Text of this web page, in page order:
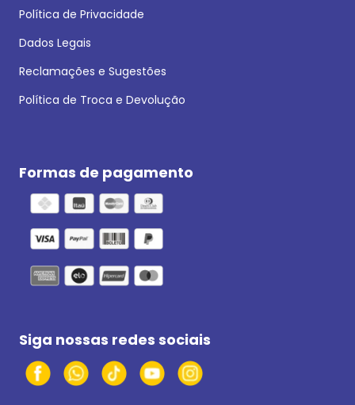
Política de Privacidade
Dados Legais
Reclamações e Sugestões
Política de Troca e Devolução
Formas de pagamento
Siga nossas redes sociais